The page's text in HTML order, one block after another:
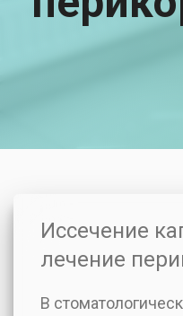
Иссечение
лечение
В